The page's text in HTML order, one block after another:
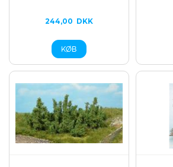
244,00 DKK